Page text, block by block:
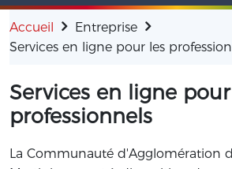
Accueil
Entreprise
Services en ligne pour les
Services en ligne
professionnels
La Communauté d'Agglomération